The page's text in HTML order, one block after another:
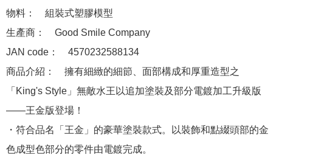
物料：　組裝式塑膠模型
生產商：　Good Smile Company
JAN code：　4570232588134
商品介紹：　擁有細緻的細節、面部構成和厚重造型之
「King's Style」無敵水王以追加塗裝及部分電鍍加工升級版
——王金版登場！
・符合品名「王金」的豪華塗裝款式。以裝飾和點綴頭部的金
色成型色部分的零件由電鍍完成。